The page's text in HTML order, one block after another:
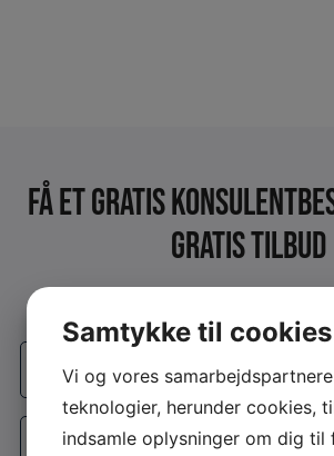
Få et Gratis
gratis tilbud
Firmanavn
Navn*
Samtykke til cookies
Vi og vores
teknologier, herunder cookies,
indsamle oplysninger om dig til